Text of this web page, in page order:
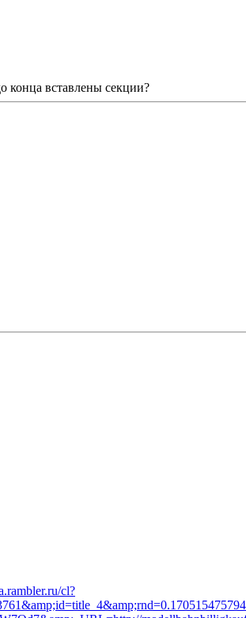
конца вставлены секции?
cl?